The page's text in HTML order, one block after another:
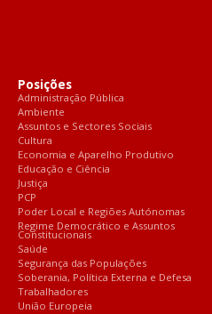
Posições
Administração Pública
Ambiente
Assuntos e Sectores Sociais
Cultura
Economia e Aparelho Produtivo
Educação e Ciência
Justiça
PCP
Poder Local e Regiões Autónomas
Regime Democrático e Assuntos
Constitucionais
Saúde
Segurança das Populações
Soberania, Política Externa e Defesa
Trabalhadores
União Europeia